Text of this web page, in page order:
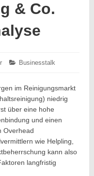
& Co.
Categories:
Businesstalk
im Reinigungsmarkt
niedrig
über eine hohe
und einen
Overhead
wie Helpling,
kann also
langfristig